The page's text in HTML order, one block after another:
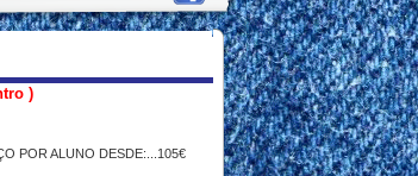
)
POR ALUNO DESDE:...105€